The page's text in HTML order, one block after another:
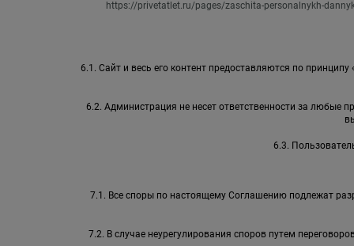
https://privetatlet.ru/pages/zaschita-personalnykh-
6.1. Сайт и весь его контент предоставляются по
6.2. Администрация не несет ответственности за любые
6.3.
7.1. Все споры по настоящему Соглашению подлежат
7.2. В случае неурегулирования споров путем